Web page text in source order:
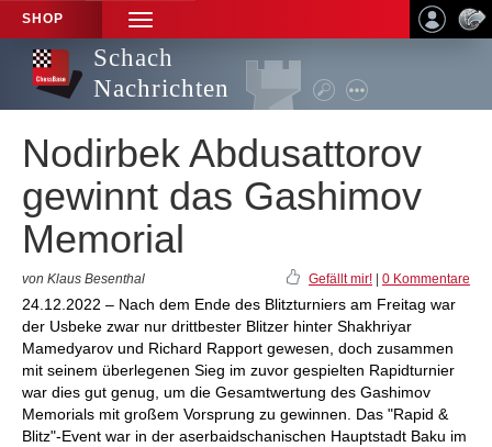
SHOP
TOGGLE
NAVIGATION
Schach
Nachrichten
Nodirbek Abdusattorov
gewinnt das Gashimov
Memorial
von Klaus Besenthal Gefällt mir! 0 Kommentare
24.12.2022 – Nach dem Ende des Blitzturniers am Freitag war
der Usbeke zwar nur drittbester Blitzer hinter Shakhriyar
Mamedyarov und Richard Rapport gewesen, doch zusammen
mit seinem überlegenen Sieg im zuvor gespielten Rapidturnier
war dies gut genug, um die Gesamtwertung des Gashimov
Memorials mit großem Vorsprung zu gewinnen. Das "Rapid &
Blitz"-Event war in der aserbaidschanischen Hauptstadt Baku im